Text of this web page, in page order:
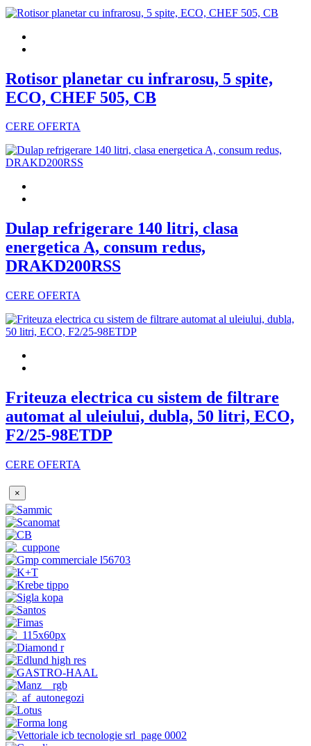
Rotisor planetar cu infrarosu, 5 spite,
ECO, CHEF 505, CB
CERE OFERTA
Dulap refrigerare 140 litri, clasa
energetica A, consum redus,
DRAKD200RSS
CERE OFERTA
Friteuza electrica cu sistem de filtrare
automat al uleiului, dubla, 50 litri, ECO,
F2/25-98ETDP
CERE OFERTA
×